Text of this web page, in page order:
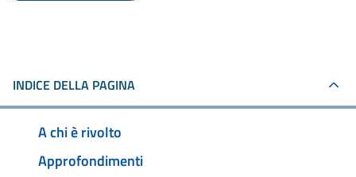
INDICE DELLA PAGINA
A chi è rivolto
Approfondimenti